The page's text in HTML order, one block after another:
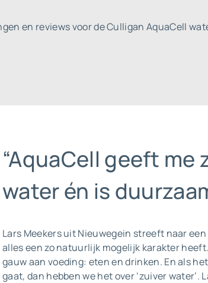
en reviews voor de Culligan AquaCell
“AquaCell geeft me
water én is
Lars Meekers uit Nieuwegein streeft naar
alles een zo natuurlijk mogelijk karakter
gauw aan voeding: eten en drinken. En als
gaat, dan hebben we het over ‘zuiver water’.